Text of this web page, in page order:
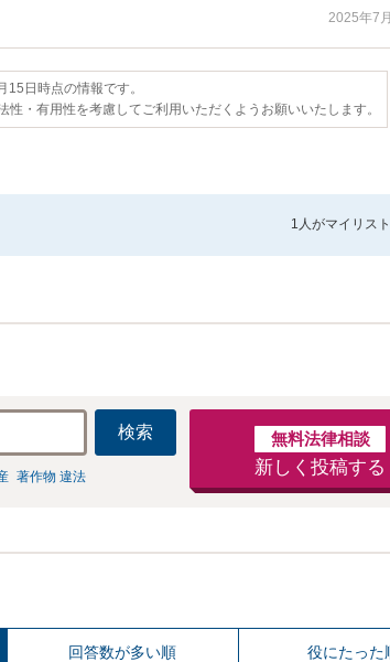
2025年7
15日時点の情報です。
性・有用性を考慮してご利用いただくようお願いいたします。
1人がマイリス
検索
著作物 違法
無料法律相談
新しく投稿する
回答数が多い順 役にたった